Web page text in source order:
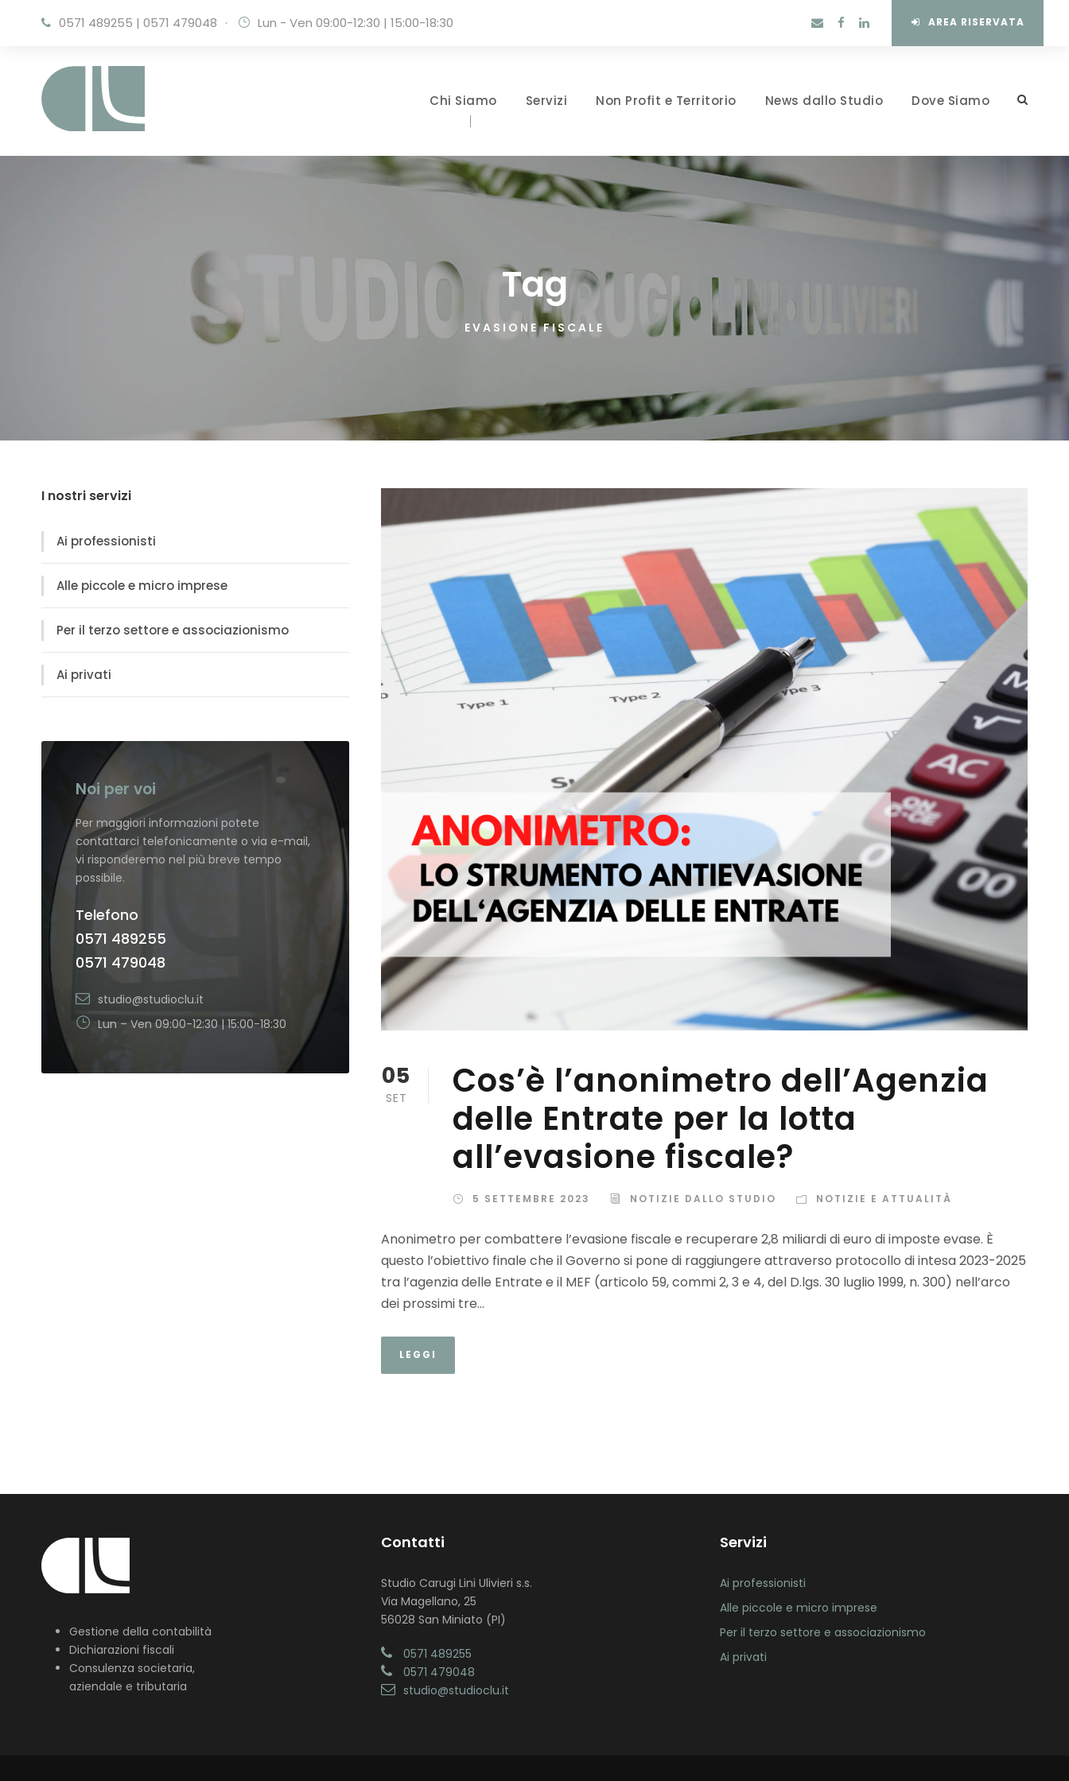
0571 489255 | 0571 479048 · Lun - Ven 09:00-12:30 | 15:00-18:30 AREA RISERVATA
Chi Siamo Servizi Non Profit e Territorio News dallo Studio Dove Siamo
Tag
EVASIONE FISCALE
05
SET
Cos’è l’anonimetro dell’Agenzia
delle Entrate per la lotta
all’evasione fiscale?
5 SETTEMBRE 2023 NOTIZIE DALLO STUDIO NOTIZIE E ATTUALITÀ
Anonimetro per combattere l’evasione fiscale e recuperare 2,8 miliardi di euro di imposte evase. È
questo l’obiettivo finale che il Governo si pone di raggiungere attraverso protocollo di intesa 2023-2025
tra l’agenzia delle Entrate e il MEF (articolo 59, commi 2, 3 e 4, del D.lgs. 30 luglio 1999, n. 300) nell’arco
dei prossimi tre...
LEGGI
I nostri servizi
Ai professionisti
Alle piccole e micro imprese
Per il terzo settore e associazionismo
Ai privati
Noi per voi
Per maggiori informazioni potete
contattarci telefonicamente o via e-mail,
vi risponderemo nel più breve tempo
possibile.
Telefono
0571 489255
0571 479048
studio@studioclu.it
Lun – Ven 09:00-12:30 | 15:00-18:30
Gestione della contabilità
Dichiarazioni fiscali
Consulenza societaria,
aziendale e tributaria
Contatti
Studio Carugi Lini Ulivieri s.s.
Via Magellano, 25
56028 San Miniato (PI)
0571 489255
0571 479048
studio@studioclu.it
Servizi
Ai professionisti
Alle piccole e micro imprese
Per il terzo settore e associazionismo
Ai privati